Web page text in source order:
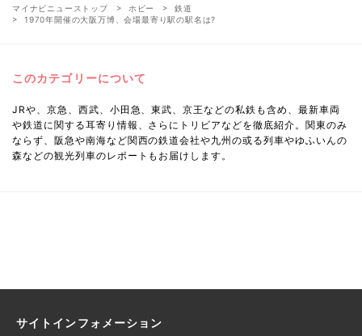
マイナビニューストップ ホビー
鉄道
1970年開催の大阪万博、会場最寄り駅の駅名は?
このカテゴリーについて
JRや、京急、西武、小田急、東武、京王などの私鉄も含め、最新車両
や鉄道に関する耳寄り情報、さらにトリビアなどを徹底紹介。関東のみ
ならず、阪急や南海など関西の鉄道会社や九州の或る列車やゆふいんの
森などの観光列車のレポートもお届けします。
サイトインフォメーション